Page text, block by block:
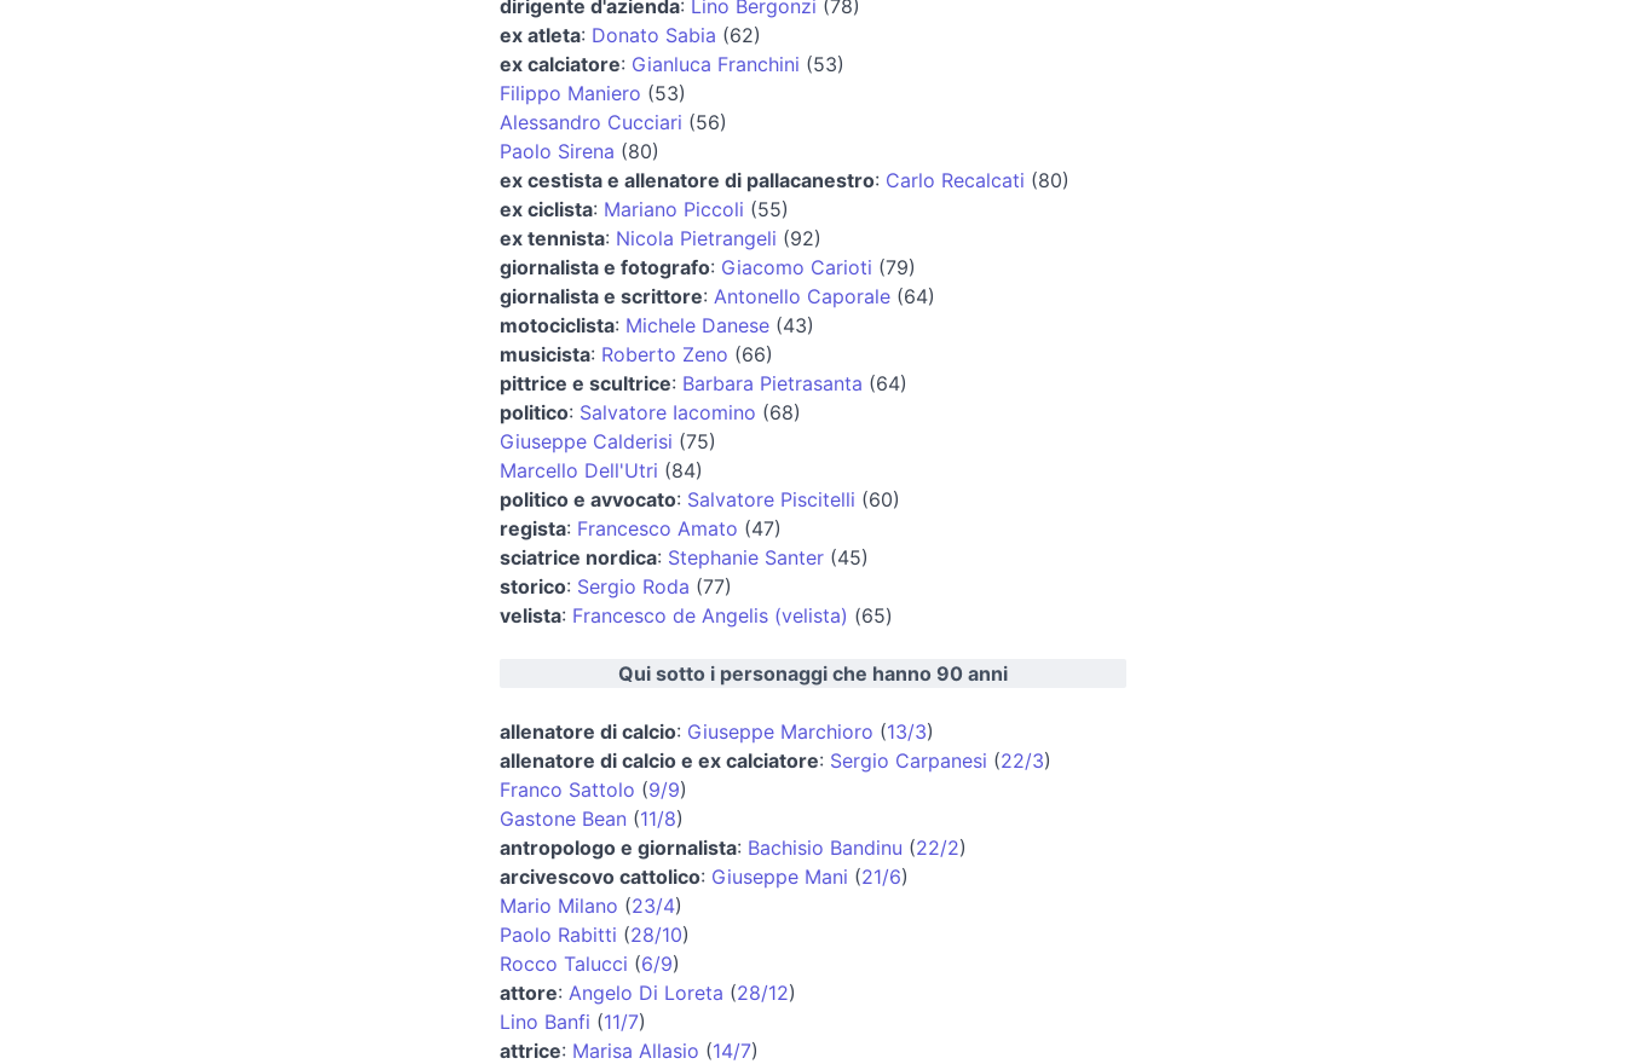
dirigente d'azienda: Lino Bergonzi (78)
ex atleta: Donato Sabia (62)
ex calciatore: Gianluca Franchini (53)
Filippo Maniero (53)
Alessandro Cucciari (56)
Paolo Sirena (80)
ex cestista e allenatore di pallacanestro: Carlo Recalcati (80)
ex ciclista: Mariano Piccoli (55)
ex tennista: Nicola Pietrangeli (92)
giornalista e fotografo: Giacomo Carioti (79)
giornalista e scrittore: Antonello Caporale (64)
motociclista: Michele Danese (43)
musicista: Roberto Zeno (66)
pittrice e scultrice: Barbara Pietrasanta (64)
politico: Salvatore Iacomino (68)
Giuseppe Calderisi (75)
Marcello Dell'Utri (84)
politico e avvocato: Salvatore Piscitelli (60)
regista: Francesco Amato (47)
sciatrice nordica: Stephanie Santer (45)
storico: Sergio Roda (77)
velista: Francesco de Angelis (velista) (65)
Qui sotto i personaggi che hanno 90 anni
allenatore di calcio: Giuseppe Marchioro (13/3)
allenatore di calcio e ex calciatore: Sergio Carpanesi (22/3)
Franco Sattolo (9/9)
Gastone Bean (11/8)
antropologo e giornalista: Bachisio Bandinu (22/2)
arcivescovo cattolico: Giuseppe Mani (21/6)
Mario Milano (23/4)
Paolo Rabitti (28/10)
Rocco Talucci (6/9)
attore: Angelo Di Loreta (28/12)
Lino Banfi (11/7)
attrice: Marisa Allasio (14/7)